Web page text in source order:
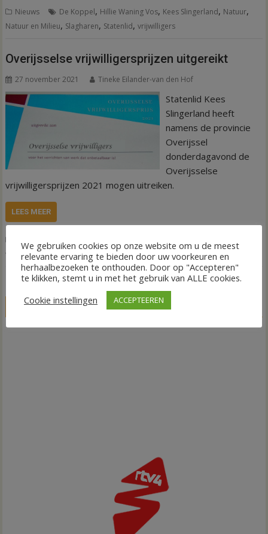
Nieuws De Koppel, Hillie Waning Vos, Kees Slingerland, Natuur,
Natuur en Milieu, Slagharen, Statenlid,vrijwilligers
Overijsselse vrijwilligersprijzen uitgereikt
27 november 2021 Tineke Eilander-van den Hof
Statenlid Kees
Slingerland heeft
namens de provincie
Overijssel
donderdagavond de
Overijsselse
vrijwilligersprijzen 2021 mogen uitreiken.
LEES MEER
vrijwilligers,vrijwilligersprijs
LIVE
We gebruiken cookies op onze website om u de meest
relevante ervaring te bieden door uw voorkeuren en
herhaalbezoeken te onthouden. Door op "Accepteren"
te klikken, stemt u in met het gebruik van ALLE cookies.
Cookie instellingen
ACCEPTEEREN